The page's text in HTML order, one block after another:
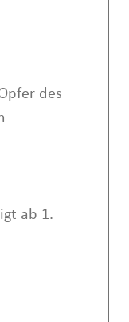
des
ab 1.